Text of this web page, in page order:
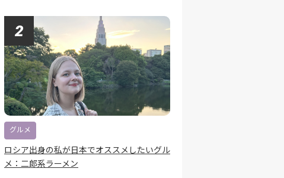
グルメ
ロシア出身の私が日本でオススメしたいグル
メ：二郎系ラーメン